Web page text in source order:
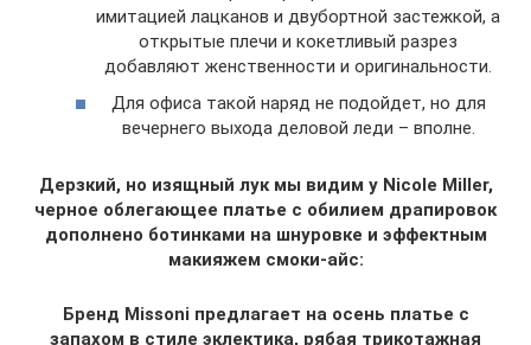
имитацией лацканов и двубортной застежкой, а
открытые плечи и кокетливый разрез
добавляют женственности и оригинальности.
Для офиса такой наряд не подойдет, но для
вечернего выхода деловой леди – вполне.
Дерзкий, но изящный лук мы видим у Nicole Miller,
черное облегающее платье с обилием драпировок
дополнено ботинками на шнуровке и эффектным
макияжем смоки-айс:
Бренд Missoni предлагает на осень платье с
запахом в стиле эклектика, рябая трикотажная